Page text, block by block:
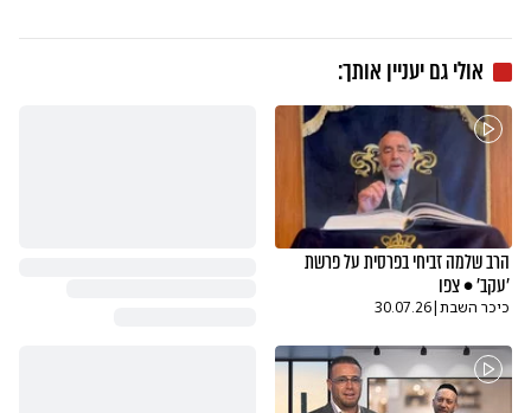
אולי גם יעניין אותך:
הרב שלמה זביחי בפרסית על פרשת
'עקב' • צפו
כיכר השבת|
30.07.26